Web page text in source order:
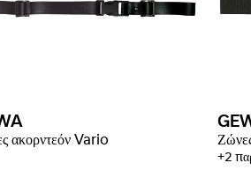
ακορντεόν Vario
+2